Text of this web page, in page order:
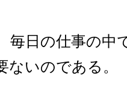
毎日の仕事の中
ないのである。